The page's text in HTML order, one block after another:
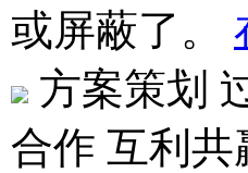
或屏蔽了。
方案策划
合作 互利共